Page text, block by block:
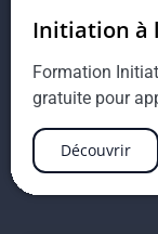
Initiation à
Formation
gratuite pour
Découvrir